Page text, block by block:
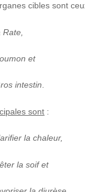
cibles sont
et
.
sont :
la chaleur,
soif et